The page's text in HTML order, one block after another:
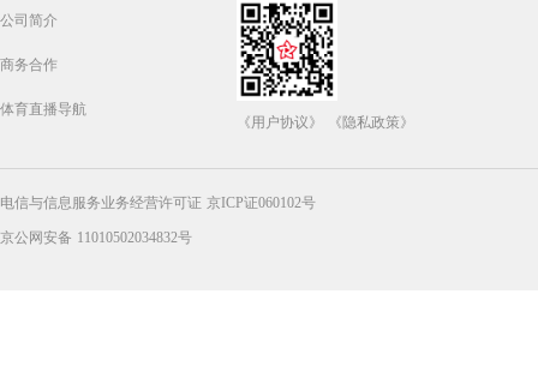
公司简介
商务合作
体育直播导航
《用户协议》 《隐私政策》
电信与信息服务业务经营许可证 京ICP证060102号
京公网安备 11010502034832号